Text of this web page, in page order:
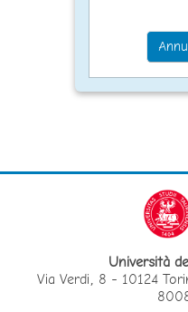
Università
Via Verdi, 8 - 10124